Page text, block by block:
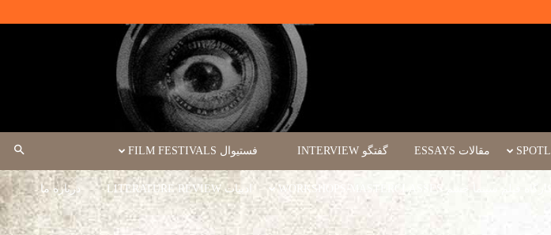
مقالات ESSAYS گفتگو INTERVIEW فستیوال FILM FESTIVALS
کارگاه فیلم سینما چشم WORKSHOPS/MASTERCLASSES ادبیات LITERATURE REVIEW درباره ما